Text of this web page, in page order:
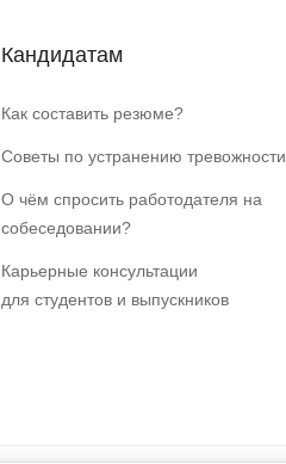
Кандидатам
Как составить резюме?
Советы по устранению тревожности
О чём спросить работодателя на
собеседовании?
Карьерные консультации
для студентов и выпускников